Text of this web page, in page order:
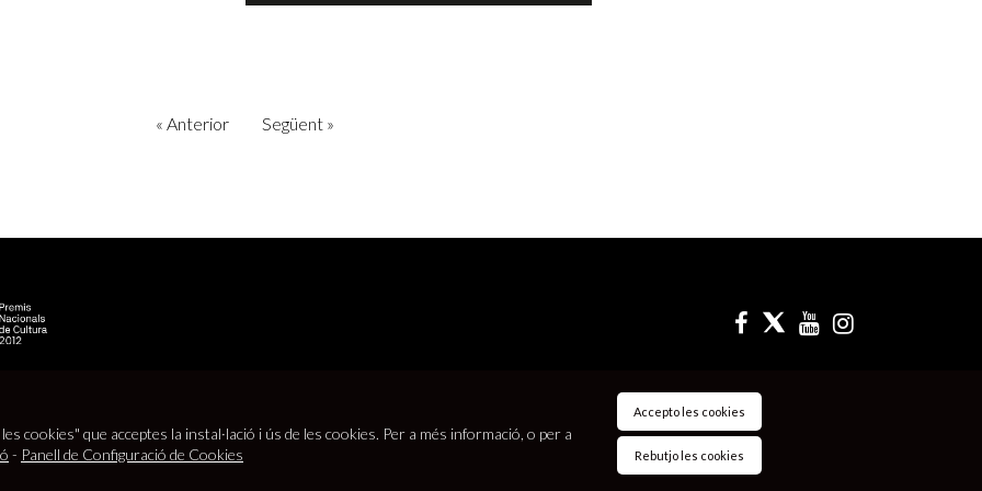
« Anterior Següent »
legal Política de cookies | Política de privacitat
cookies" que acceptes la instal·lació i ús de les cookies. Per a més informació, o per a
- Panell de Configuració de Cookies
Accepto les cookies
Rebutjo les cookies